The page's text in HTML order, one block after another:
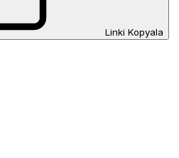
Linki Kopyala